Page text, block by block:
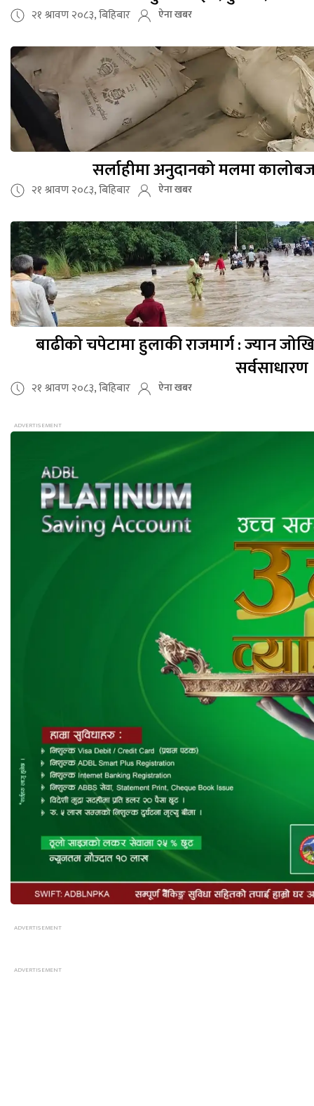
२१ श्रावण २०८३, बिहिबार ऐना खबर
सर्लाहीमा अनुदानको मलमा
२१ श्रावण २०८३, बिहिबार ऐना खबर
बाढीको चपेटामा हुलाकी राजमार्ग : ज्यान
सर्वसाधारण
२१ श्रावण २०८३, बिहिबार ऐना खबर